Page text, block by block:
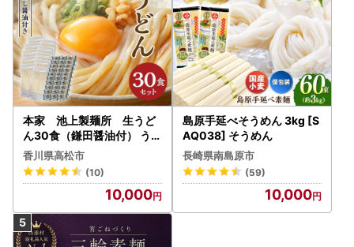
本家 池上製麺所 生うど
ん30食（鎌田醤油付） うど
ん
香川県高松市
(10)
10,000
島原手延べそうめん 3kg [S
AQ038] そうめん
長崎県南島原市
(59)
10,000